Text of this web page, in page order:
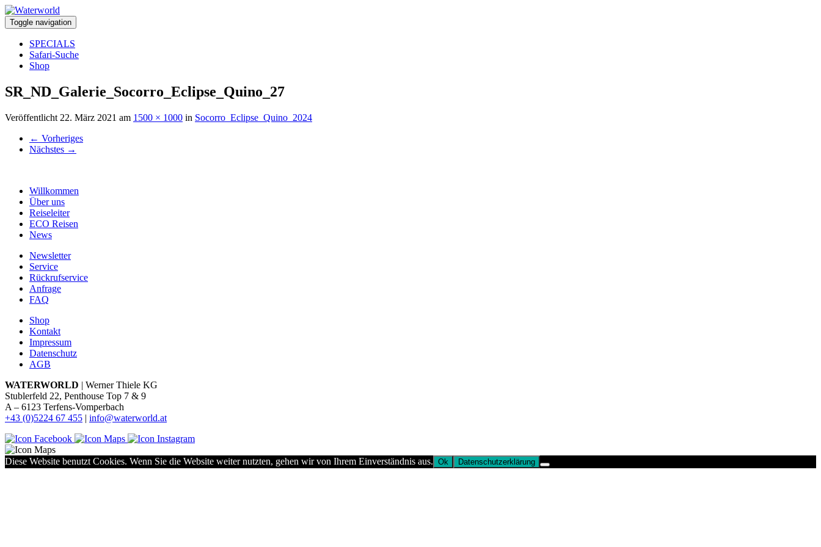
Toggle navigation
SPECIALS
Safari-Suche
Shop
SR_ND_Galerie_Socorro_Eclipse_Quino_27
Veröffentlicht 22. März 2021 am 1500 × 1000 in Socorro_Eclipse_Quino_2024
← Vorheriges
Nächstes →
Willkommen
Über uns
Reiseleiter
ECO Reisen
News
Newsletter
Service
Rückrufservice
Anfrage
FAQ
Shop
Kontakt
Impressum
Datenschutz
AGB
WATERWORLD | Werner Thiele KG
Stublerfeld 22, Penthouse Top 7 & 9
A – 6123 Terfens-Vomperbach
+43 (0)5224 67 455 | info@waterworld.at
Diese Website benutzt Cookies. Wenn Sie die Website weiter nutzten, gehen wir von Ihrem Einverständnis aus. Ok Datenschutzerklärung